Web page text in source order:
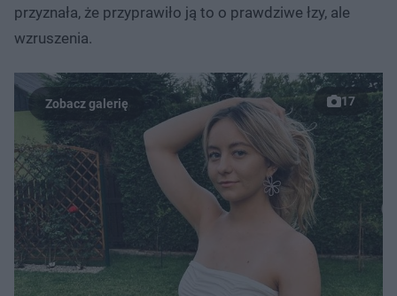
przyznała, że przyprawiło ją to o prawdziwe łzy, ale
wzruszenia.
17